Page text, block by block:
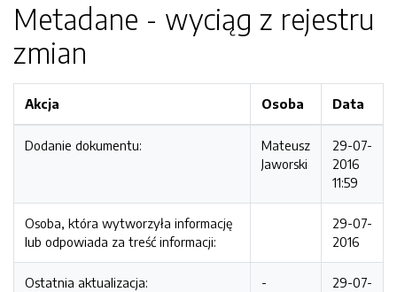
Metadane - wyciąg z rejestru
zmian
Akcja Osoba Data
Dodanie dokumentu:
Mateusz
Jaworski
29-07-
2016
11:59
Osoba, która wytworzyła informację
lub odpowiada za treść informacji:
29-07-
2016
Ostatnia aktualizacja: -
29-07-